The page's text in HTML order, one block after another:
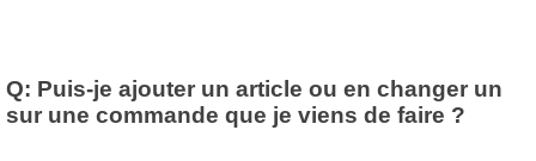
Q: Puis-je ajouter un article ou en changer un
sur une commande que je viens de faire ?